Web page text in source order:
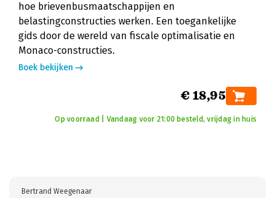
hoe brievenbusmaatschappijen en
belastingconstructies werken. Een toegankelijke
gids door de wereld van fiscale optimalisatie en
Monaco-constructies.
Boek bekijken
€ 18,95
Op voorraad | Vandaag voor 21:00 besteld, vrijdag in huis
Bertrand Weegenaar